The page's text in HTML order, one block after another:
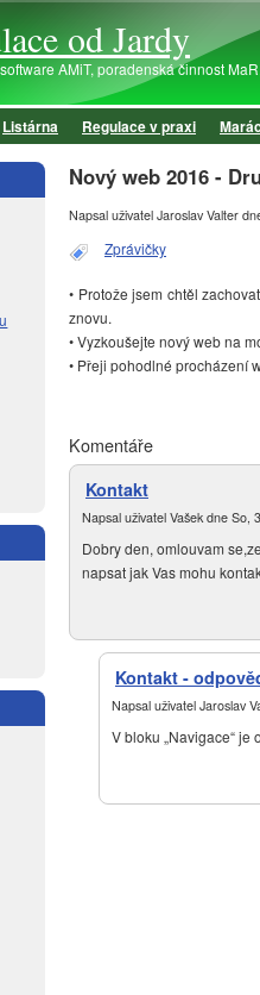
od Jardy
AMiT, poradenská činnost
Listárna Regulace v praxi
Nový web 2016 -
Napsal uživatel Jaroslav Valter
Zprávičky
• Protože jsem chtěl
znovu.
• Vyzkoušejte nový web na
• Přeji pohodlné procházení
Komentáře
Kontakt
Napsal uživatel Vašek dne So,
Dobry den, omlouvam
napsat jak Vas mohu
Kontakt -
Napsal uživatel Jaroslav
V bloku „Navigace“ je